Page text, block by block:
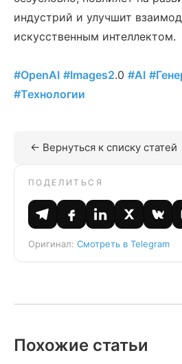
индустрий и улучшит
искусственным интеллектом.
#OpenAI #Images2.0 #AI
#Технологии
← Вернуться к списку статей
ПОДЕЛИТЬСЯ
Оригинал: Смотреть в Telegram
Похожие статьи